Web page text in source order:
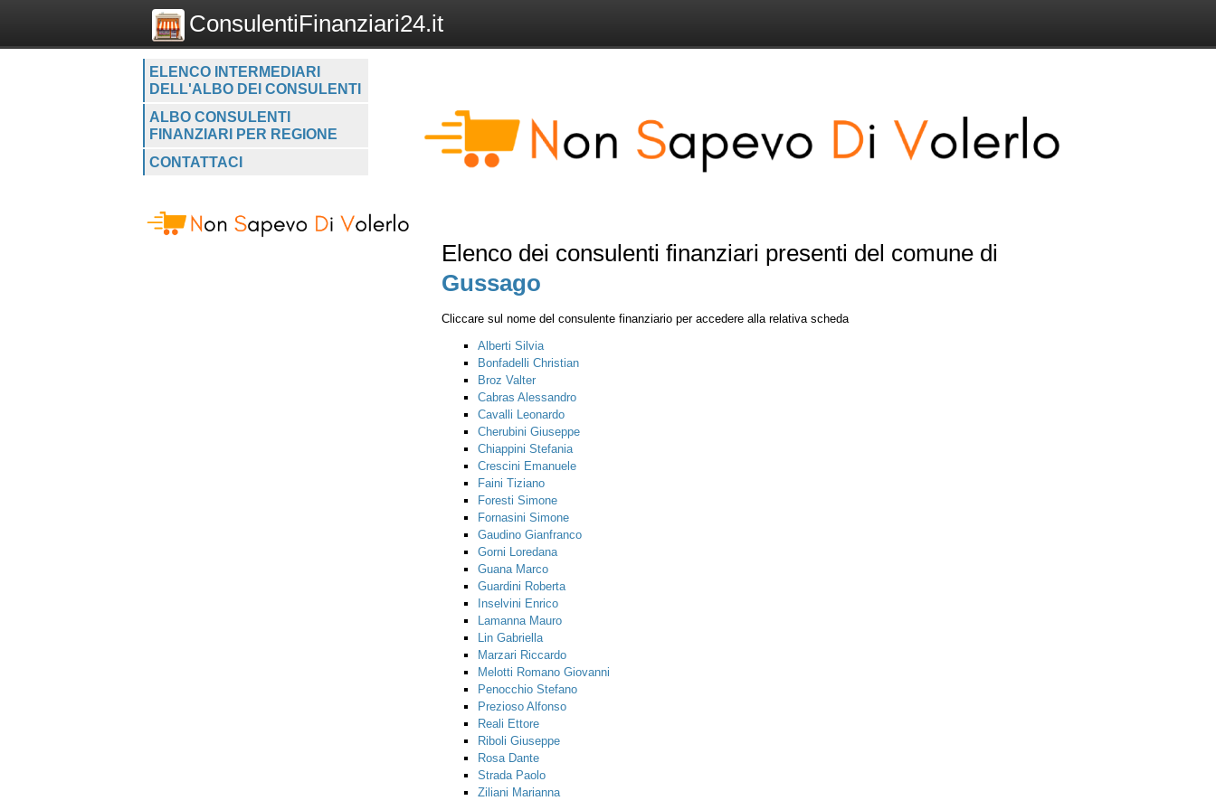
ConsulentiFinanziari24.it
ELENCO INTERMEDIARI
DELL'ALBO DEI CONSULENTI
ALBO CONSULENTI
FINANZIARI PER REGIONE
CONTATTACI
Elenco dei consulenti finanziari presenti del comune di
Gussago
Cliccare sul nome del consulente finanziario per accedere alla relativa scheda
Alberti Silvia
Bonfadelli Christian
Broz Valter
Cabras Alessandro
Cavalli Leonardo
Cherubini Giuseppe
Chiappini Stefania
Crescini Emanuele
Faini Tiziano
Foresti Simone
Fornasini Simone
Gaudino Gianfranco
Gorni Loredana
Guana Marco
Guardini Roberta
Inselvini Enrico
Lamanna Mauro
Lin Gabriella
Marzari Riccardo
Melotti Romano Giovanni
Penocchio Stefano
Prezioso Alfonso
Reali Ettore
Riboli Giuseppe
Rosa Dante
Strada Paolo
Ziliani Marianna